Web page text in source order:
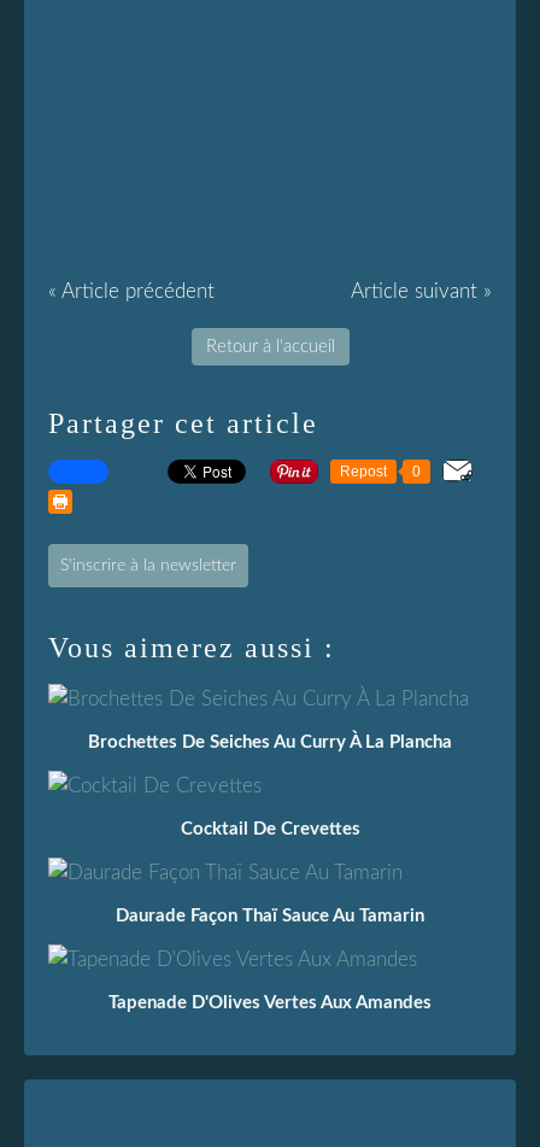
« Article précédent Article suivant »
Retour à l'accueil
Partager cet article
Repost 0
S'inscrire à la newsletter
Vous aimerez aussi :
Brochettes De Seiches Au Curry À La Plancha
Cocktail De Crevettes
Daurade Façon Thaï Sauce Au Tamarin
Tapenade D'Olives Vertes Aux Amandes